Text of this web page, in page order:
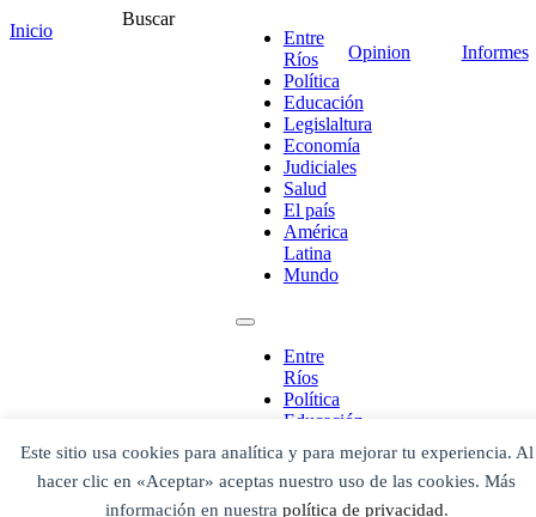
Este sitio usa cookies para analítica y para mejorar tu experiencia. Al
hacer clic en «Aceptar» aceptas nuestro uso de las cookies. Más
información en nuestra política de privacidad.
*
Inicio
Buscar
Entre
Ríos
Política
Educación
Legislaltura
Economía
Judiciales
Salud
El país
América
Latina
Mundo
Entre
Ríos
Política
Educación
Legislaltura
Economía
Judiciales
Salud
Opinion Informes
¡Ponete en contacto!
Escribe aquí abajo lo que desees buscar
luego presiona el botón "buscar"
Buscar